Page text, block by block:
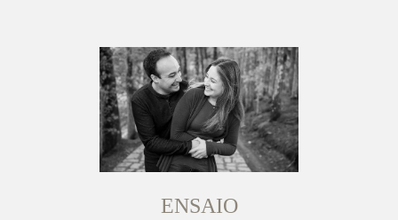
ENSAIO